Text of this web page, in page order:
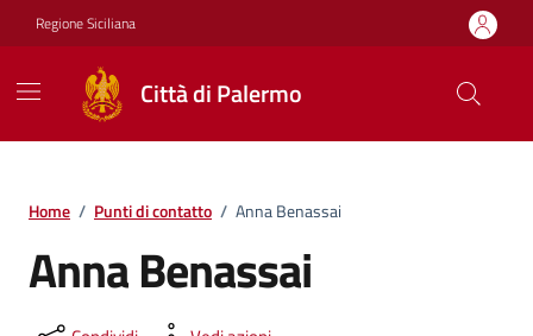
Vai ai contenuti
Vai al footer
Regione Siciliana
Città di Palermo
Home / Punti di contatto / Anna Benassai
Anna Benassai